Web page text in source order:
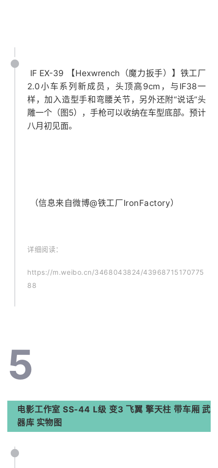
IF EX-39 【Hexwrench（魔力扳手）】铁工厂
2.0小车系列新成员，头顶高9cm，与IF38一
样，加入造型手和弯腰关节，另外还附“说话”头
雕一个（图5），手枪可以收纳在车型底部。预计
八月初见面。 ​​
​​​ ​​​​​​​​​（信息来自微博@铁工厂IronFactory）
详细阅读：
https://m.weibo.cn/3468043824/43968715170775
88
5
电影工作室 SS-44 L级 变3 飞翼 擎天柱 带车厢 武
器库 实物图 ​​​